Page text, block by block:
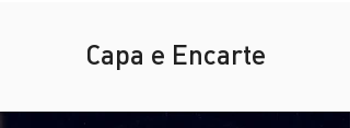
Capa e Encarte